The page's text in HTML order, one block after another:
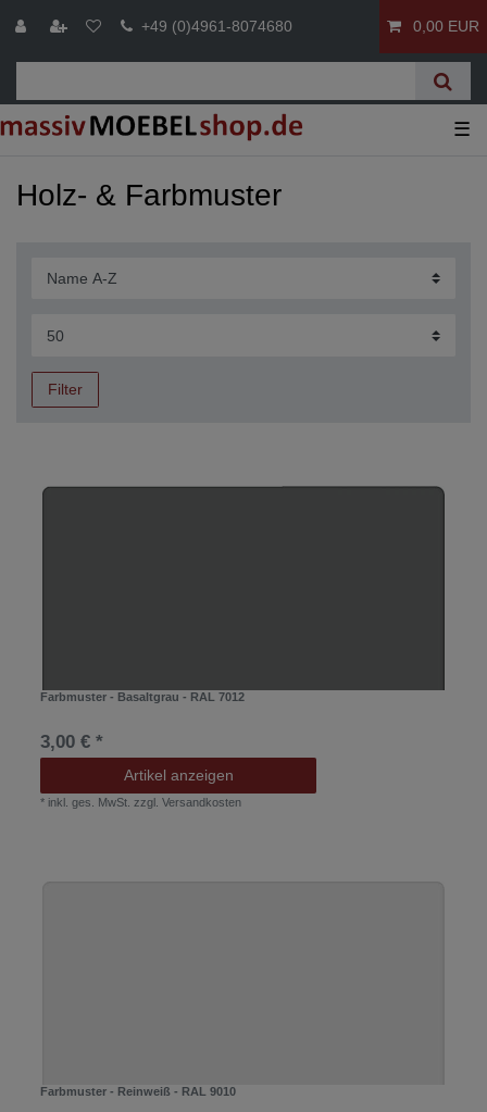
+49 (0)4961-8074680 0,00 EUR
☰
Holz- & Farbmuster
Filter
Farbmuster - Basaltgrau - RAL 7012
3,00 € *
Artikel anzeigen
* inkl. ges. MwSt. zzgl.Versandkosten
Farbmuster - Reinweiß - RAL 9010